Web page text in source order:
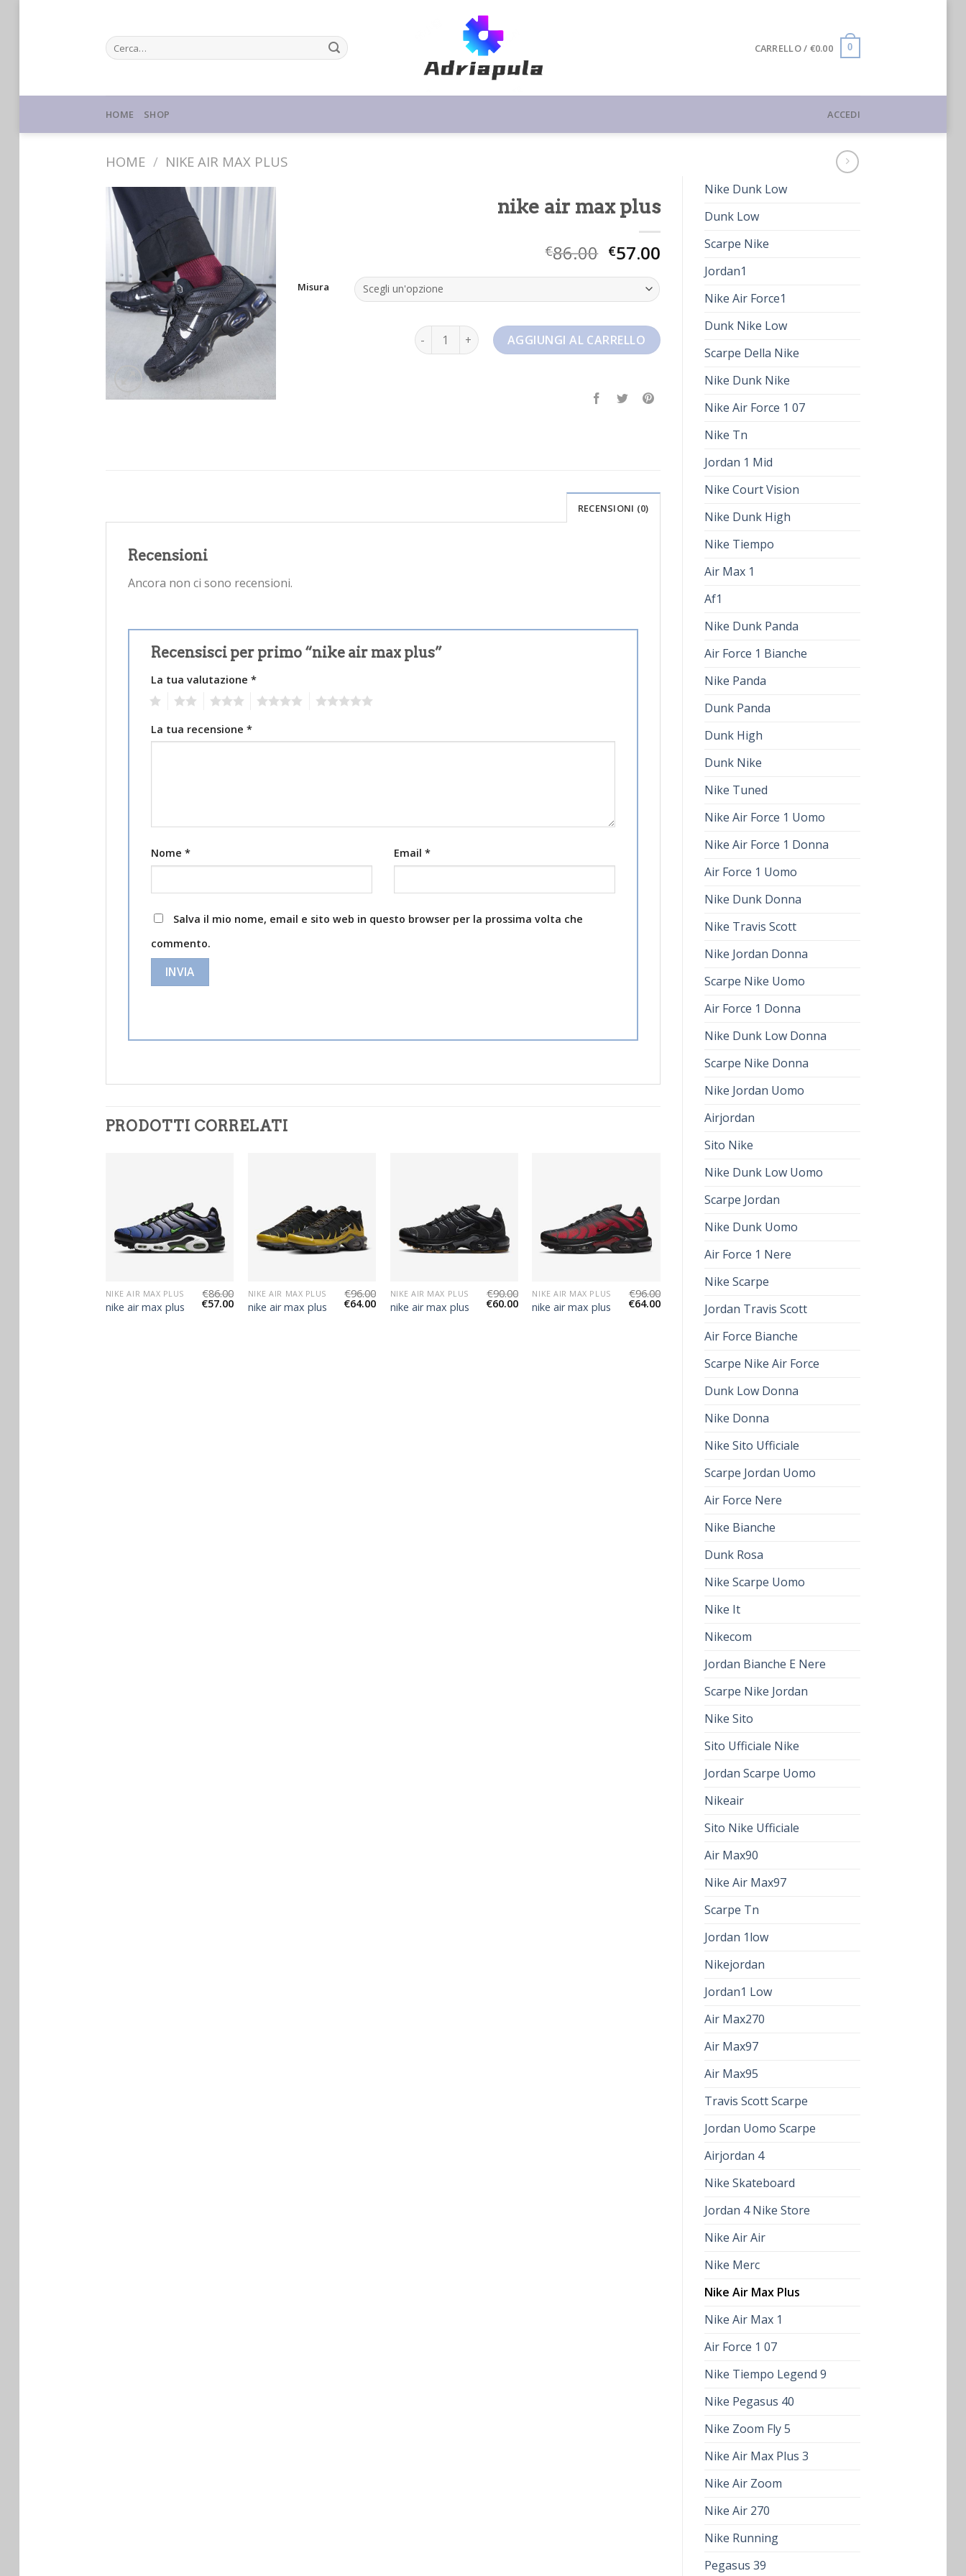
Cerca: CARRELLO / €0.00 0
HOME SHOP ACCEDI
HOME / NIKE AIR MAX PLUS
Nike Dunk Low
Dunk Low
Scarpe Nike
Jordan1
Nike Air Force1
Dunk Nike Low
Scarpe Della Nike
Nike Dunk Nike
Nike Air Force 1 07
Nike Tn
Jordan 1 Mid
Nike Court Vision
Nike Dunk High
Nike Tiempo
Air Max 1
Af1
Nike Dunk Panda
Air Force 1 Bianche
Nike Panda
Dunk Panda
Dunk High
Dunk Nike
Nike Tuned
Nike Air Force 1 Uomo
Nike Air Force 1 Donna
Air Force 1 Uomo
Nike Dunk Donna
Nike Travis Scott
Nike Jordan Donna
Scarpe Nike Uomo
Air Force 1 Donna
Nike Dunk Low Donna
Scarpe Nike Donna
Nike Jordan Uomo
Airjordan
Sito Nike
Nike Dunk Low Uomo
Scarpe Jordan
Nike Dunk Uomo
Air Force 1 Nere
Nike Scarpe
Jordan Travis Scott
Air Force Bianche
Scarpe Nike Air Force
Dunk Low Donna
Nike Donna
Nike Sito Ufficiale
Scarpe Jordan Uomo
Air Force Nere
Nike Bianche
Dunk Rosa
Nike Scarpe Uomo
Nike It
Nikecom
Jordan Bianche E Nere
Scarpe Nike Jordan
Nike Sito
Sito Ufficiale Nike
Jordan Scarpe Uomo
Nikeair
Sito Nike Ufficiale
Air Max90
Nike Air Max97
Scarpe Tn
Jordan 1low
Nikejordan
Jordan1 Low
Air Max270
Air Max97
Air Max95
Travis Scott Scarpe
Jordan Uomo Scarpe
Airjordan 4
Nike Skateboard
Jordan 4 Nike Store
Nike Air Air
Nike Merc
Nike Air Max Plus
Nike Air Max 1
Air Force 1 07
Nike Tiempo Legend 9
Nike Pegasus 40
Nike Zoom Fly 5
Nike Air Max Plus 3
Nike Air Zoom
Nike Air 270
Nike Running
Pegasus 39
nike air max plus
€86.00 €57.00
Misura
nike air max plus quantitàAGGIUNGI AL CARRELLO
RECENSIONI (0)
Recensioni
Ancora non ci sono recensioni.
Recensisci per primo “nike air max plus”
La tua valutazione *
La tua recensione *
Nome * Email *
Salva il mio nome, email e sito web in questo browser per la prossima volta che
commento.
PRODOTTI CORRELATI
NIKE AIR MAX PLUS
nike air max plus
€86.00
€57.00
NIKE AIR MAX PLUS
nike air max plus
€96.00
€64.00
NIKE AIR MAX PLUS
nike air max plus
€90.00
€60.00
NIKE AIR MAX PLUS
nike air max plus
€96.00
€64.00